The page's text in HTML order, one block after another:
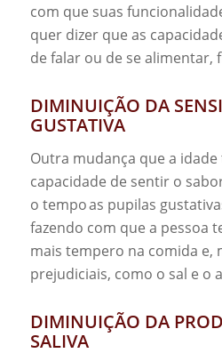
com que suas
quer dizer que as
de falar ou de se alimentar,
DIMINUIÇÃO DA
GUSTATIVA
Outra mudança que a idade
capacidade de sentir o
o tempo as pupilas
fazendo com que a pessoa
mais tempero na comida e,
prejudiciais, como o sal e o
DIMINUIÇÃO DA
SALIVA